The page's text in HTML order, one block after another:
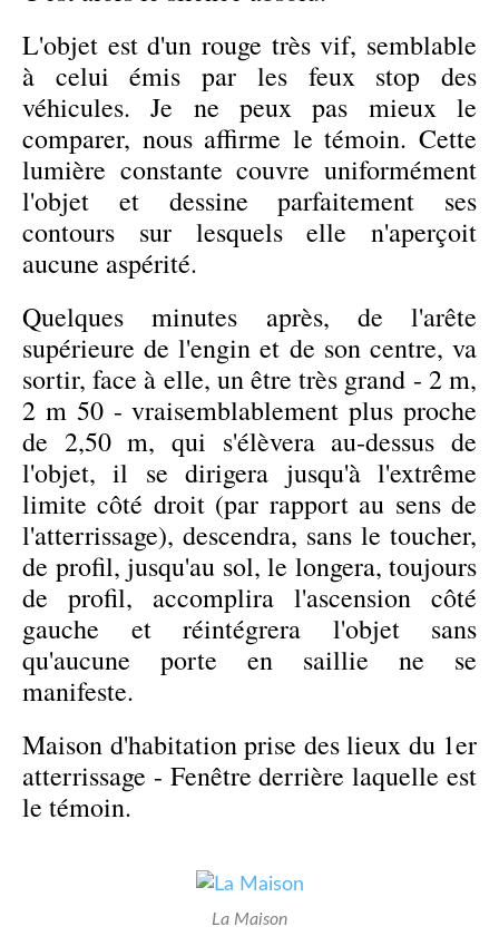
L'objet est d'un rouge très vif, semblable
à celui émis par les feux stop des
véhicules. Je ne peux pas mieux le
comparer, nous affirme le témoin. Cette
lumière constante couvre uniformément
l'objet et dessine parfaitement ses
contours sur lesquels elle n'aperçoit
aucune aspérité.
Quelques minutes après, de l'arête
supérieure de l'engin et de son centre, va
sortir, face à elle, un être très grand - 2 m,
2 m 50 - vraisemblablement plus proche
de 2,50 m, qui s'élèvera au-dessus de
l'objet, il se dirigera jusqu'à l'extrême
limite côté droit (par rapport au sens de
l'atterrissage), descendra, sans le toucher,
de profil, jusqu'au sol, le longera, toujours
de profil, accomplira l'ascension côté
gauche et réintégrera l'objet sans
qu'aucune porte en saillie ne se
manifeste.
Maison d'habitation prise des lieux du 1er
atterrissage - Fenêtre derrière laquelle est
le témoin.
La Maison